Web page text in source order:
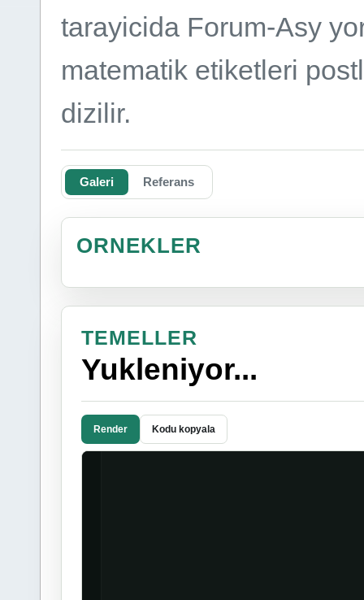
tarayicida Forum-Asy
matematik etiketleri
dizilir.
Galeri Referans
ORNEKLER
TEMELLER
Yukleniyor...
Render Kodu kopyala